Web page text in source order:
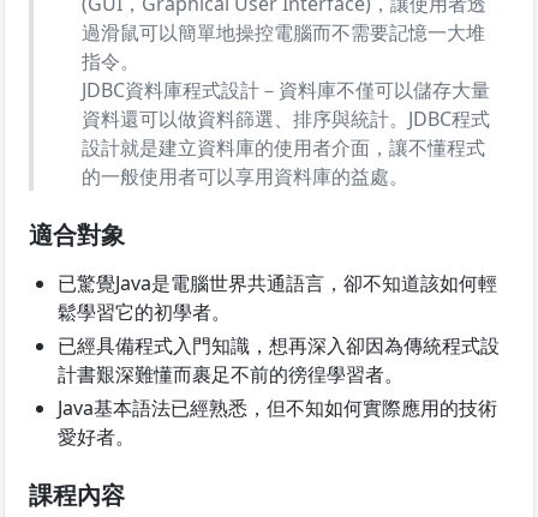
過滑鼠可以簡單地操控電腦而不需要記憶一大堆
指令。
JDBC資料庫程式設計－資料庫不僅可以儲存大量
資料還可以做資料篩選、排序與統計。JDBC程式
設計就是建立資料庫的使用者介面，讓不懂程式
的一般使用者可以享用資料庫的益處。
適合對象
已驚覺Java是電腦世界共通語言，卻不知道該如何輕
鬆學習它的初學者。
已經具備程式入門知識，想再深入卻因為傳統程式設
計書艱深難懂而裹足不前的徬徨學習者。
Java基本語法已經熟悉，但不知如何實際應用的技術
愛好者。
課程內容